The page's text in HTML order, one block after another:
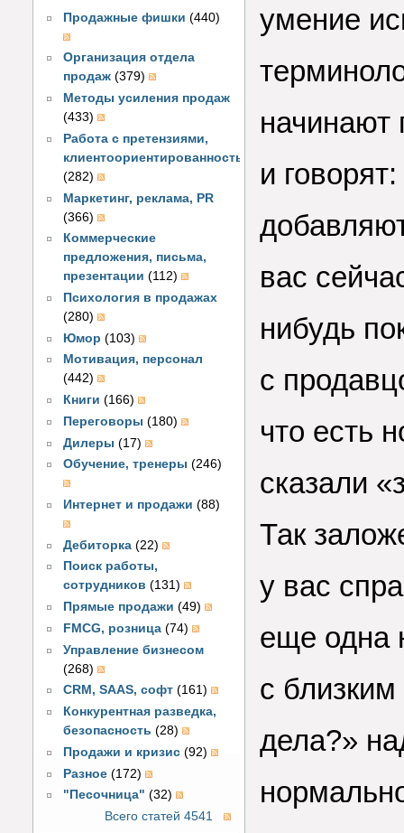
Продажные фишки (440)
Организация отдела
продаж (379)
Методы усиления продаж
(433)
Работа с претензиями,
клиентоориентированность
(282)
Маркетинг, реклама, PR
(366)
Коммерческие
предложения, письма,
презентации (112)
Психология в продажах
(280)
Юмор (103)
Мотивация, персонал
(442)
Книги (166)
Переговоры (180)
Дилеры (17)
Обучение, тренеры (246)
Интернет и продажи (88)
Дебиторка (22)
Поиск работы,
сотрудников (131)
Прямые продажи (49)
FMCG, розница (74)
Управление бизнесом
(268)
CRM, SAAS, софт (161)
Конкурентная разведка,
безопасность (28)
Продажи и кризис (92)
Разное (172)
"Песочница" (32)
Всего статей 4541
умение
начинают
и
вас
нибудь
с
что есть
сказали
Так
у вас
еще одна
с близким
дела?»